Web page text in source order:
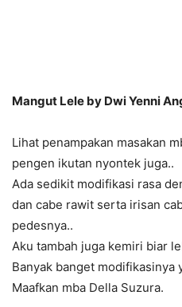
Mangut Lele by Dwi Yenni
Lihat penampakan masakan
pengen ikutan nyontek juga..
Ada sedikit modifikasi rasa
dan cabe rawit serta irisan
pedesnya..
Aku tambah juga kemiri biar
Banyak banget modifikasinya
Maafkan mba Della Suzura.